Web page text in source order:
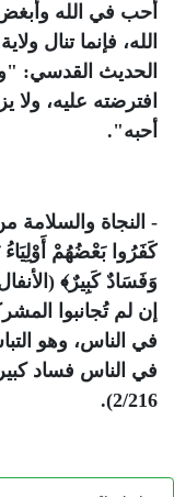
أحب في الله
الله، فإنما تنال
الحديث القدسي: "
افترضته عليه، ولا
أحبه".
- النجاة والسلامة
كَفَرُوا بَعْضُهُمْ
وَفَسَادٌ كَبِيرٌ﴾
إن لم تُجانبوا
في الناس، وهو
في الناس فساد
2/216).